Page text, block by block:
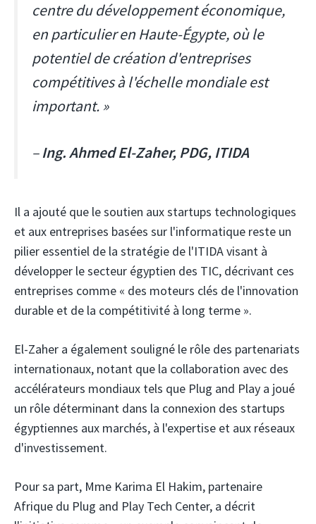
centre du développement économique,
en particulier en Haute-Égypte, où le
potentiel de création d'entreprises
compétitives à l'échelle mondiale est
important. »
–Ing. Ahmed El-Zaher, PDG, ITIDA
Il a ajouté que le soutien aux startups technologiques
et aux entreprises basées sur l'informatique reste un
pilier essentiel de la stratégie de l'ITIDA visant à
développer le secteur égyptien des TIC, décrivant ces
entreprises comme « des moteurs clés de l'innovation
durable et de la compétitivité à long terme ».
El-Zaher a également souligné le rôle des partenariats
internationaux, notant que la collaboration avec des
accélérateurs mondiaux tels que Plug and Play a joué
un rôle déterminant dans la connexion des startups
égyptiennes aux marchés, à l'expertise et aux réseaux
d'investissement.
Pour sa part, Mme Karima El Hakim, partenaire
Afrique du Plug and Play Tech Center, a décrit